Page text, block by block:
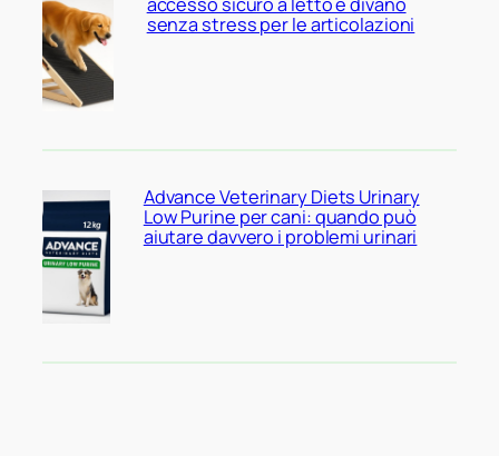
senza stress per le articolazioni
Advance Veterinary Diets Urinary
Low Purine per cani: quando può
aiutare davvero i problemi urinari